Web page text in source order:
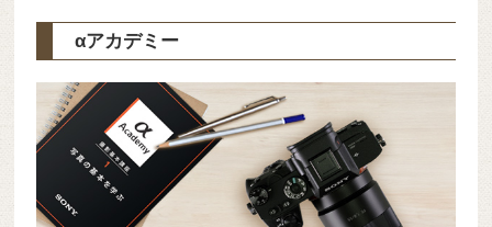
αアカデミー